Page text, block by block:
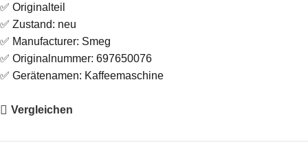
✅ Originalteil
✅ Zustand: neu
✅ Manufacturer: Smeg
✅ Originalnummer: 697650076
✅ Gerätenamen: Kaffeemaschine
Vergleichen